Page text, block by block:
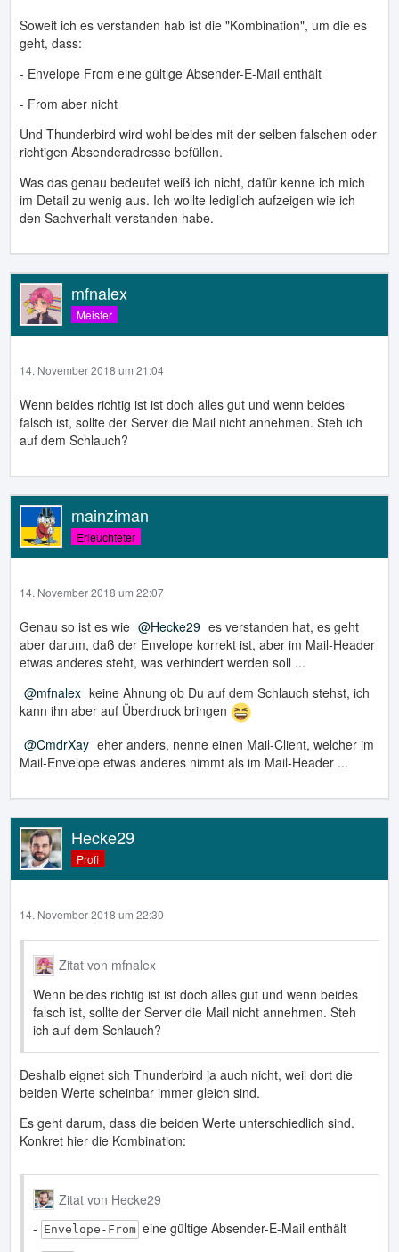
Soweit ich es verstanden hab ist die "Kombination", um die es
geht, dass:
- Envelope From eine gültige Absender-E-Mail enthält
- From aber nicht
Und Thunderbird wird wohl beides mit der selben falschen oder
richtigen Absenderadresse befüllen.
Was das genau bedeutet weiß ich nicht, dafür kenne ich mich
im Detail zu wenig aus. Ich wollte lediglich aufzeigen wie ich
den Sachverhalt verstanden habe.
mfnalex
Meister
14. November 2018 um 21:04
Wenn beides richtig ist ist doch alles gut und wenn beides
falsch ist, sollte der Server die Mail nicht annehmen. Steh ich
auf dem Schlauch?
mainziman
Erleuchteter
14. November 2018 um 22:07
Genau so ist es wie Hecke29 es verstanden hat, es geht
aber darum, daß der Envelope korrekt ist, aber im Mail-Header
etwas anderes steht, was verhindert werden soll ...
mfnalex keine Ahnung ob Du auf dem Schlauch stehst, ich
kann ihn aber auf Überdruck bringen
CmdrXay eher anders, nenne einen Mail-Client, welcher im
Mail-Envelope etwas anderes nimmt als im Mail-Header ...
Hecke29
Profi
14. November 2018 um 22:30
Zitat von mfnalex
Wenn beides richtig ist ist doch alles gut und wenn beides
falsch ist, sollte der Server die Mail nicht annehmen. Steh
ich auf dem Schlauch?
Deshalb eignet sich Thunderbird ja auch nicht, weil dort die
beiden Werte scheinbar immer gleich sind.
Es geht darum, dass die beiden Werte unterschiedlich sind.
Konkret hier die Kombination:
Zitat von Hecke29
- Envelope-From eine gültige Absender-E-Mail enthält